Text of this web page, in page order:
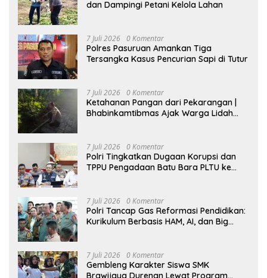
dan Dampingi Petani Kelola Lahan
7 Juli 2026 0 Komentar
Polres Pasuruan Amankan Tiga
Tersangka Kasus Pencurian Sapi di Tutur
7 Juli 2026 0 Komentar
Ketahanan Pangan dari Pekarangan |
Bhabinkamtibmas Ajak Warga Lidah
7 Juli 2026 0 Komentar
Polri Tingkatkan Dugaan Korupsi dan
TPPU Pengadaan Batu Bara PLTU ke
7 Juli 2026 0 Komentar
Polri Tancap Gas Reformasi Pendidikan:
Kurikulum Berbasis HAM, AI, dan Big
7 Juli 2026 0 Komentar
Gembleng Karakter Siswa SMK
Brawijaya Durenan Lewat Program